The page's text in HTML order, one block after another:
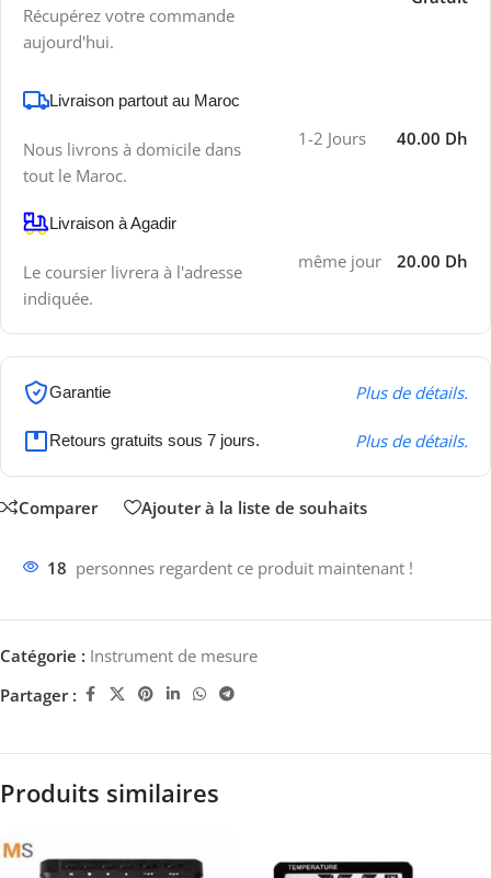
Récupérez votre commande
aujourd'hui.
Livraison partout au Maroc
Nous livrons à domicile dans
tout le Maroc.
1-2 Jours 40.00 Dh
Livraison à Agadir
Le coursier livrera à l'adresse
indiquée.
même jour 20.00 Dh
Garantie Plus de détails.
Retours gratuits sous 7 jours. Plus de détails.
Comparer Ajouter à la liste de souhaits
18 personnes regardent ce produit maintenant !
Catégorie : Instrument de mesure
Partager :
Produits similaires